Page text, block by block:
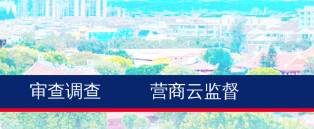
审查调查 营商云监督